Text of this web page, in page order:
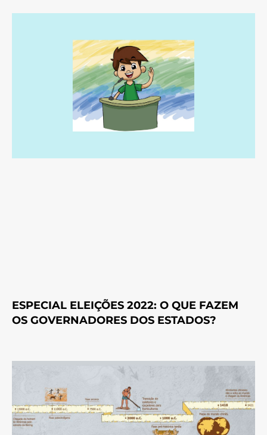
ESPECIAL ELEIÇÕES 2022: O QUE FAZEM
OS GOVERNADORES DOS ESTADOS?